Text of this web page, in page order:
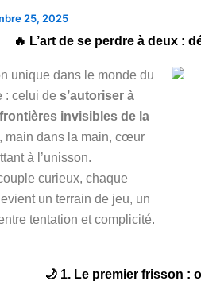
25, 2025
🔥 L’art de se perdre à deux :
unique dans le monde du
: celui de s’autoriser à
invisibles de la
main dans la main, cœur
à l’unisson.
curieux, chaque
un terrain de jeu, un
tentation et complicité.
🌙 1. Le premier frisson :